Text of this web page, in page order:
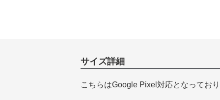
サイズ詳細
こちらはGoogle Pixel対応となってお